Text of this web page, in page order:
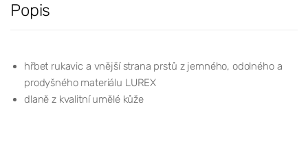
Popis
hřbet rukavic a vnější strana prstů z jemného, odolného a
prodyšného materiálu LUREX
dlaně z kvalitní umělé kůže